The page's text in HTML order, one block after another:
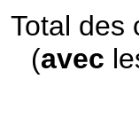
Total des
(avec